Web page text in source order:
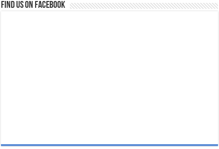
Find us on Facebook